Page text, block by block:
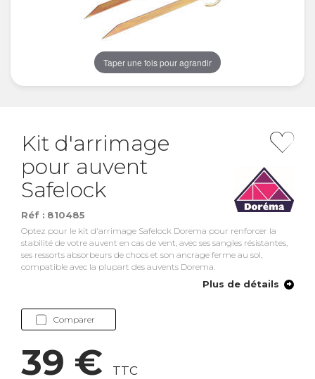
Taper une fois pour agrandir
Kit d'arrimage
pour auvent
Safelock
Réf : 810485
Optez pour le kit d'arrimage Safelock Dorema pour renforcer la
stabilité de votre auvent en cas de vent, avec ses sangles résistantes,
ses ressorts absorbeurs de chocs et son ancrage ferme au sol,
compatible avec la plupart des auvents Dorema.
Plus de détails
Comparer
39 € TTC